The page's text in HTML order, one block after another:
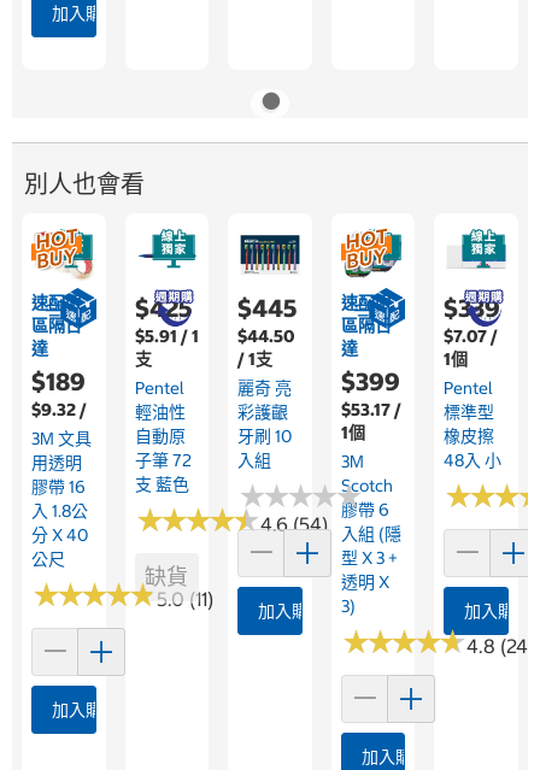
加入購物車
別人也會看
速配限
區隔日
達
$189
$9.32 /
3M 文具
用透明
膠帶 16
入 1.8公
分 X 40
公尺
★★★★★
★★★★★5.0 (11)
加入購物車
$425
$5.91 / 1
支
Pentel
輕油性
自動原
子筆 72
支 藍色
★★★★★
★★★★★4.6 (54)
缺貨
$445
$44.50
/ 1支
麗奇 亮
彩護齦
牙刷 10
入組
★★★★★
★★★★★
加入購物車
速配限
區隔日
達
$399
$53.17 /
1個
3M
Scotch
膠帶 6
入組 (隱
型 X 3 +
透明 X
3)
★★★★★
★★★★★4.8 (24)
加入購物車
$339
$7.07 /
1個
Pentel
標準型
橡皮擦
48入 小
★★★
★★★
加入購物